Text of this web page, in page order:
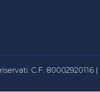
C.F. 80002920116 |